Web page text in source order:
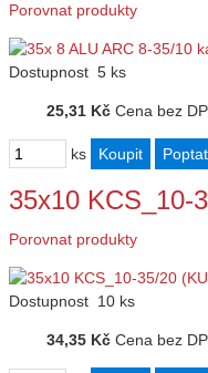
Porovnat produkty
Dostupnost 5 ks
25,31 Kč Cena bez
ks
35x10 KCS_10-
Porovnat produkty
Dostupnost 10 ks
34,35 Kč Cena bez